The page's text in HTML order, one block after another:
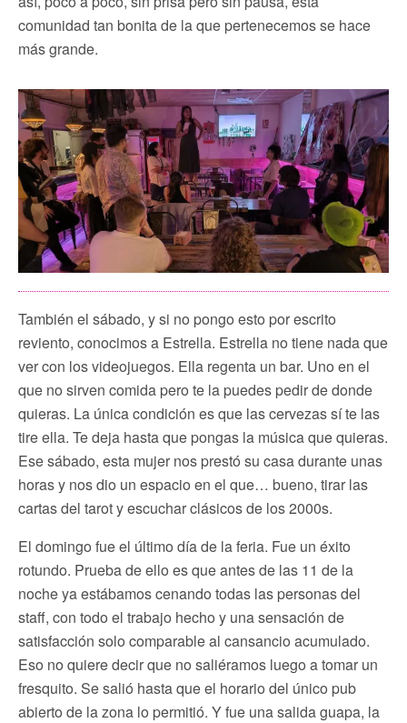
comunidad tan bonita de la que pertenecemos se hace
más grande.
También el sábado, y si no pongo esto por escrito
reviento, conocimos a Estrella. Estrella no tiene nada que
ver con los videojuegos. Ella regenta un bar. Uno en el
que no sirven comida pero te la puedes pedir de donde
quieras. La única condición es que las cervezas sí te las
tire ella. Te deja hasta que pongas la música que quieras.
Ese sábado, esta mujer nos prestó su casa durante unas
horas y nos dio un espacio en el que… bueno, tirar las
cartas del tarot y escuchar clásicos de los 2000s.
El domingo fue el último día de la feria. Fue un éxito
rotundo. Prueba de ello es que antes de las 11 de la
noche ya estábamos cenando todas las personas del
staff, con todo el trabajo hecho y una sensación de
satisfacción solo comparable al cansancio acumulado.
Eso no quiere decir que no saliéramos luego a tomar un
fresquito. Se salió hasta que el horario del único pub
abierto de la zona lo permitió. Y fue una salida guapa, la